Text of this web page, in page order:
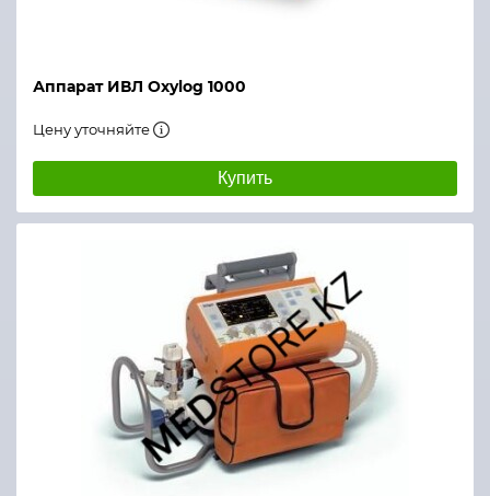
Относительная влажность
Общие характеристики
Аппарат ИВЛ Oxylog 1000
Цену уточняйте
Купить